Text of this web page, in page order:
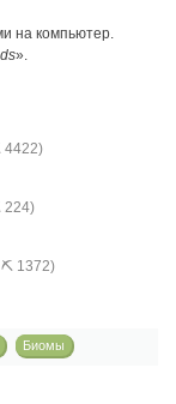
на компьютер.
».
4422)
224)
⛏ 1372)
Биомы